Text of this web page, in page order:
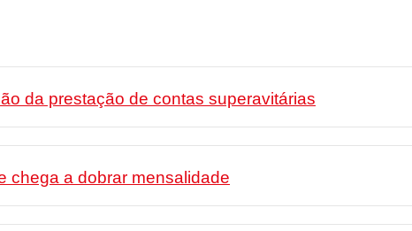
da prestação de contas superavitárias
chega a dobrar mensalidade